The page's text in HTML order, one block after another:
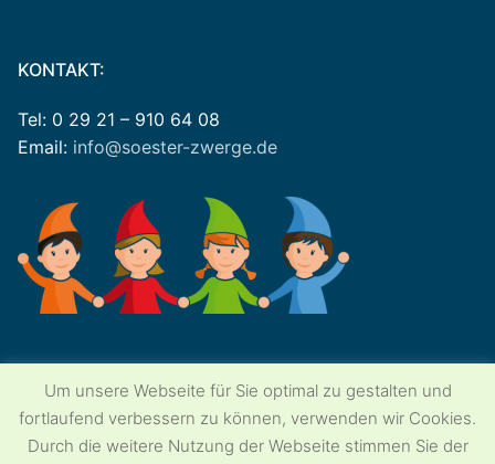
KONTAKT:
Tel: 0 29 21 – 910 64 08
Email: info@soester-zwerge.de
Copyright © 2026 Soester-Zwerge
Kindergroßtagespflege – Soester Zwerge
Um unsere Webseite für Sie optimal zu gestalten und
fortlaufend verbessern zu können, verwenden wir Cookies.
Durch die weitere Nutzung der Webseite stimmen Sie der